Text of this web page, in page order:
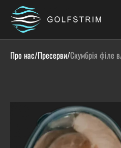
Про нас/Пресерви/Скумбрія філе